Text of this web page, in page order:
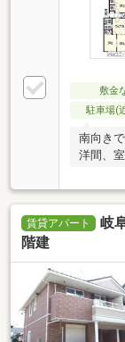
敷金
駐車場(
南向き
洋間、
賃貸アパート
岐
階建